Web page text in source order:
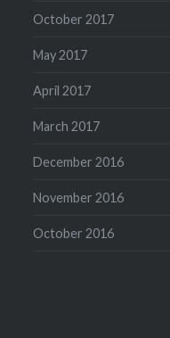
October 2017
May 2017
April 2017
March 2017
December 2016
November 2016
October 2016